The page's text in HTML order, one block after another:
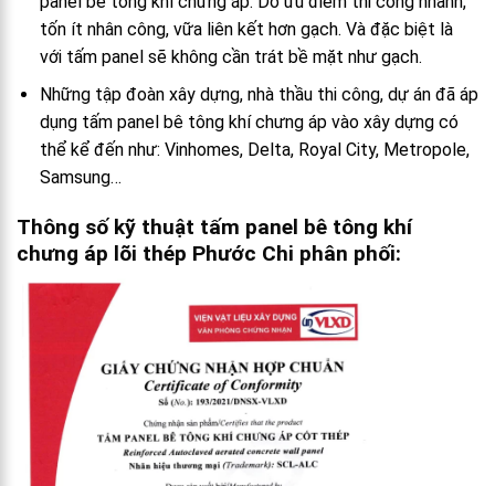
tốn ít nhân công, vữa liên kết hơn gạch. Và đặc biệt là
với tấm panel sẽ không cần trát bề mặt như gạch.
Những tập đoàn xây dựng, nhà thầu thi công, dự án đã áp
dụng tấm panel bê tông khí chưng áp vào xây dựng có
thể kể đến như: Vinhomes, Delta, Royal City, Metropole,
Samsung…
Thông số kỹ thuật tấm panel bê tông khí
chưng áp lõi thép Phước Chi phân phối: